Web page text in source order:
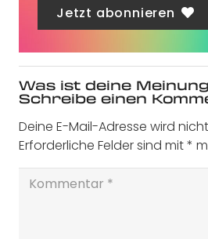
Jetzt abonnieren
Was ist deine
Schreibe einen
Deine E-Mail-Adresse wird
Erforderliche Felder sind mit*